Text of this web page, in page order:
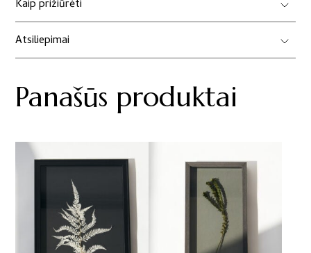
Kaip prižiūrėti
Atsiliepimai
Panašūs produktai